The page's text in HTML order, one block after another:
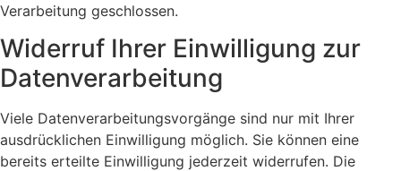
Verarbeitung geschlossen.
Widerruf Ihrer Einwilligung zur
Datenverarbeitung
Viele Datenverarbeitungsvorgänge sind nur mit Ihrer
ausdrücklichen Einwilligung möglich. Sie können eine
bereits erteilte Einwilligung jederzeit widerrufen. Die